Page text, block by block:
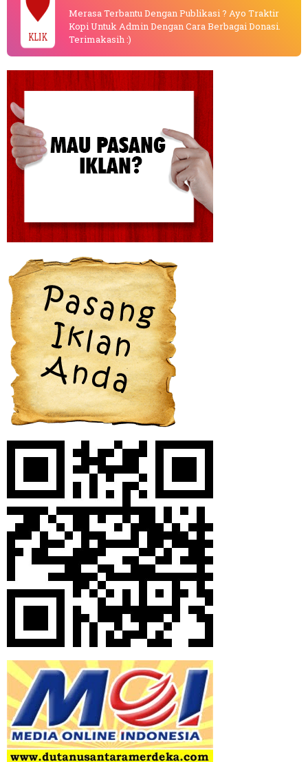
KLIK
Merasa Terbantu Dengan Publikasi ? Ayo Traktir
Kopi Untuk Admin Dengan Cara Berbagai Donasi.
Terimakasih :)